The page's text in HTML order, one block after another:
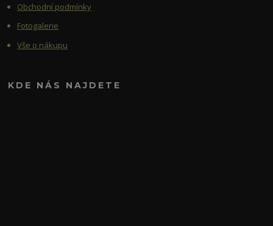
Obchodní podmínky
Fotogalerie
Vše o nákupu
KDE NÁS NAJDETE